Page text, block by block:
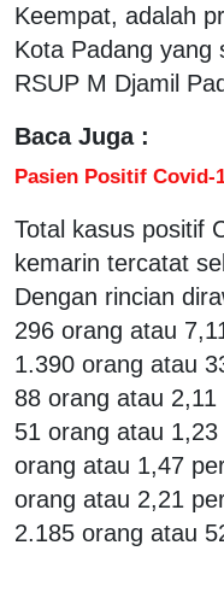
Keempat, adalah
Kota Padang yang
RSUP M Djamil
Baca Juga :
Pasien Positif Covid-
Total kasus positif
kemarin tercatat
Dengan rincian
296 orang atau
1.390 orang atau
88 orang atau
51 orang atau
orang atau 1,47
orang atau 2,21
2.185 orang atau